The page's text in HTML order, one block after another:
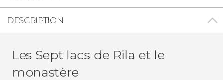
DESCRIPTION
Les Sept lacs de Rila et le
monastère